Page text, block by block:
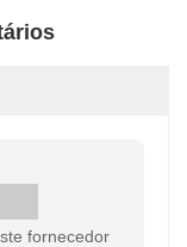
fornecedor